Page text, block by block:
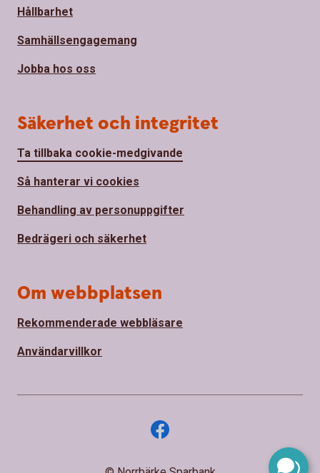
Hållbarhet
Samhällsengagemang
Jobba hos oss
Säkerhet och integritet
Ta tillbaka cookie-medgivande
Så hanterar vi cookies
Behandling av personuppgifter
Bedrägeri och säkerhet
Om webbplatsen
Rekommenderade webbläsare
Användarvillkor